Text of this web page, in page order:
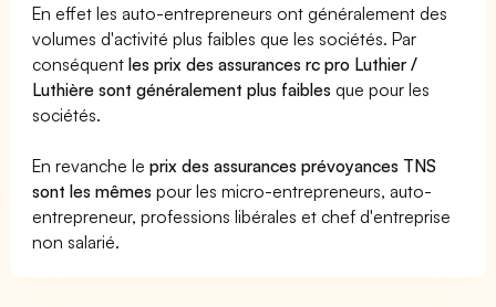
En effet les auto-entrepreneurs ont généralement des
volumes d'activité plus faibles que les sociétés. Par
conséquentles prix des assurances rc pro Luthier /
Luthière sont généralement plus faibles que pour les
sociétés.
En revanche leprix des assurances prévoyances TNS
sont les mêmes pour les micro-entrepreneurs, auto-
entrepreneur, professions libérales et chef d'entreprise
non salarié.